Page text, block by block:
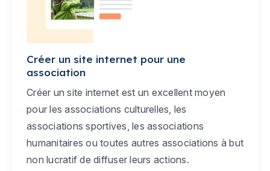
Créer un site internet pour une
association
Créer un site internet est un excellent moyen
pour les associations culturelles, les
associations sportives, les associations
humanitaires ou toutes autres associations à but
non lucratif de diffuser leurs actions.